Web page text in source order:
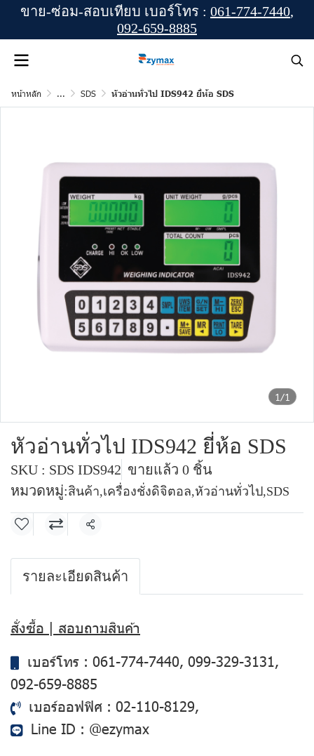
ขาย-ซ่อม-สอบเทียบ เบอร์โทร : 061-774-7440,
092-659-8885
หน้าหลัก ... SDS หัวอ่านทั่วไป IDS942 ยี่ห้อ SDS
1/1
หัวอ่านทั่วไป IDS942 ยี่ห้อ SDS
SKU : SDS IDS942 ขายแล้ว 0 ชิ้น
หมวดหมู่:สินค้า,เครื่องชั่งดิจิตอล,หัวอ่านทั่วไป,SDS
แชร์
รายละเอียดสินค้า
สั่งซื้อ | สอบถามสินค้า
เบอร์โทร : 061-774-7440, 099-329-3131 ,
092-659-8885
เบอร์ออฟฟิศ : 02-110-8129,
Line ID : @ezymax